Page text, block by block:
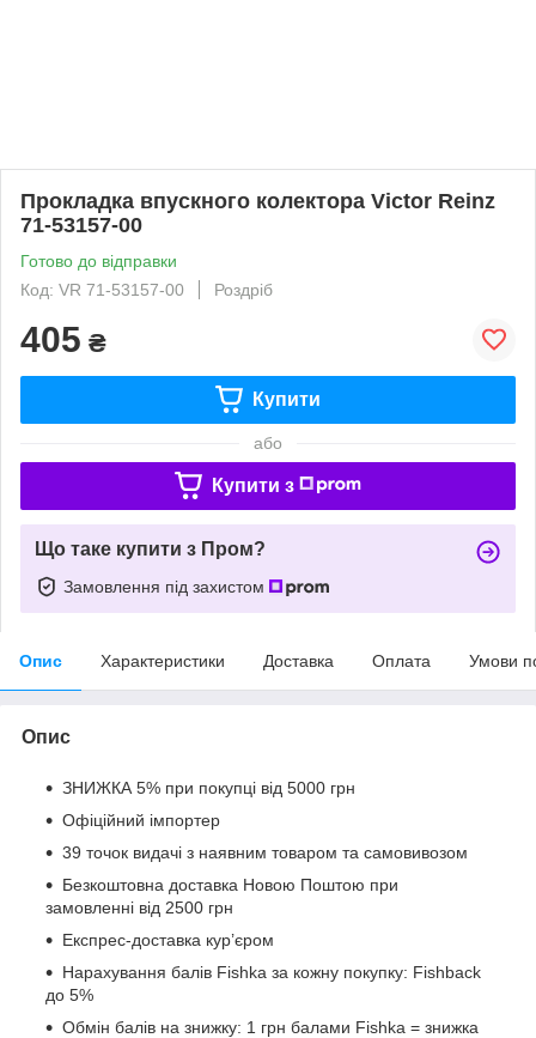
Прокладка впускного колектора Victor Reinz
71-53157-00
Готово до відправки
Код: VR 71-53157-00
Роздріб
405 ₴
Купити
або
Купити з
Що таке купити з Пром?
Замовлення під захистом
Опис Характеристики Доставка Оплата Умови
Опис
ЗНИЖКА 5% при покупці від 5000 грн
Офіційний імпортер
39 точок видачі з наявним товаром та самовивозом
Безкоштовна доставка Новою Поштою при
замовленні від 2500 грн
Експрес-доставка кур’єром
Нарахування балів Fishka за кожну покупку: Fishback
до 5%
Обмін балів на знижку: 1 грн балами Fishka = знижка